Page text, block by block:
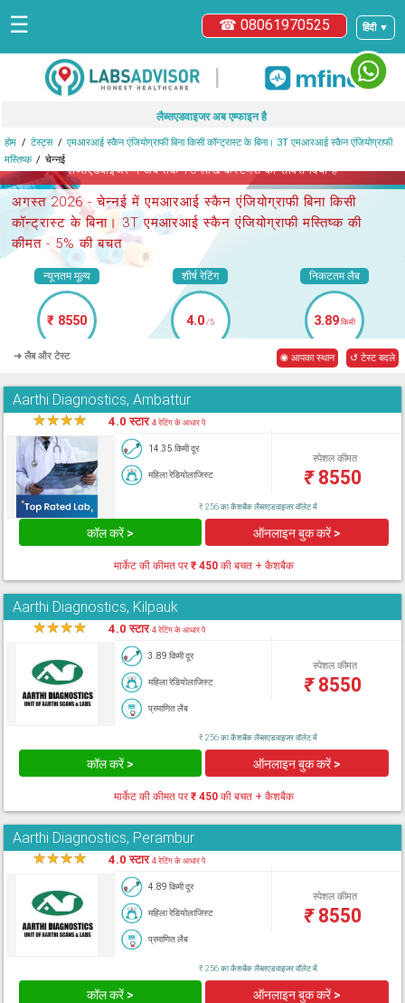
हिंदी ▼
☎ 08061970525
☰
|
लैब्सएडवाइजर अब एम्फाइन है
होम टेस्ट्स
एमआरआई स्कैन एंजियोग्राफी बिना किसी कॉन्ट्रास्ट के बिना। 3T एमआरआई स्कैन एंजियोग्राफी
मस्तिष्क
चेन्नई
लैब्सएडवाइजर ने अब तक 10 लाख कस्टमर्स को सर्विस दिया है
अगस्त 2026 -चेन्नई में एमआरआई स्कैन एंजियोग्राफी बिना किसी
कॉन्ट्रास्ट के बिना। 3T एमआरआई स्कैन एंजियोग्राफी मस्तिष्क की
कीमत - 5% की बचत
न्यूनतम मूल्य
₹ 8550
शीर्ष रेटिंग
4.0/5
निकटतम लैब
3.89किमी
➜ लैब और टेस्ट ◉ आपका स्थान ↺ टेस्ट बदले
Aarthi Diagnostics, Ambattur
★★★★ 4.0 स्टार4 रेटिंग के आधार पे
14.35 किमी दूर
महिला रेडियोलाजिस्ट
स्पेशल कीमत
₹8550
₹ 256 का कैशबैक लैब्सएडवाइजर वॉलेट में
कॉल करें > ऑनलाइन बुक करें >
मार्केट की कीमत पर₹ 450की बचत + कैशबैक
Aarthi Diagnostics, Kilpauk
★★★★ 4.0 स्टार4 रेटिंग के आधार पे
3.89 किमी दूर
महिला रेडियोलाजिस्ट
प्रमाणित लैब
स्पेशल कीमत
₹8550
₹ 256 का कैशबैक लैब्सएडवाइजर वॉलेट में
कॉल करें > ऑनलाइन बुक करें >
मार्केट की कीमत पर₹ 450की बचत + कैशबैक
Aarthi Diagnostics, Perambur
★★★★ 4.0 स्टार4 रेटिंग के आधार पे
4.89 किमी दूर
महिला रेडियोलाजिस्ट
प्रमाणित लैब
स्पेशल कीमत
₹8550
₹ 256 का कैशबैक लैब्सएडवाइजर वॉलेट में
कॉल करें > ऑनलाइन बुक करें >